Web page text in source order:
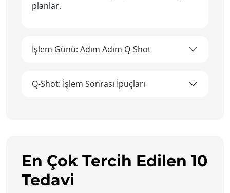
planlar.
İşlem Günü: Adım Adım Q-Shot
Q-Shot: İşlem Sonrası İpuçları
En Çok Tercih Edilen 10
Tedavi